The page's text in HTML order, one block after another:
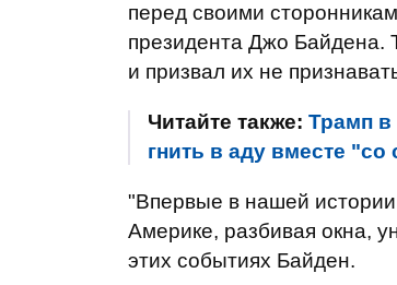
перед своими
президента Джо
и призвал их не
Читайте также: Трамп в
гнить в аду вместе
"Впервые в нашей
Америке, разбивая окна,
этих событиях Байден.